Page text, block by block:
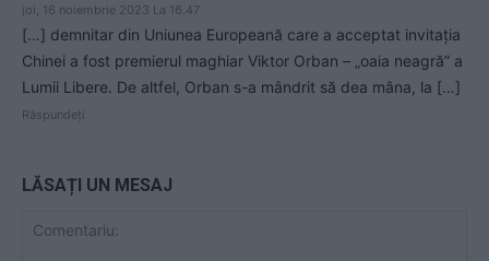
joi, 16 noiembrie 2023 La 16.47
[…] demnitar din Uniunea Europeană care a acceptat invitația
Chinei a fost premierul maghiar Viktor Orban – „oaia neagră” a
Lumii Libere. De altfel, Orban s-a mândrit să dea mâna, la […]
Răspundeți
LĂSAȚI UN MESAJ